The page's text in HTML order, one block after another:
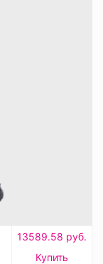
13589.58 руб.
Купить